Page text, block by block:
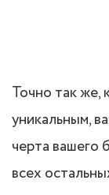
Точно так же,
уникальным,
черта вашего
всех